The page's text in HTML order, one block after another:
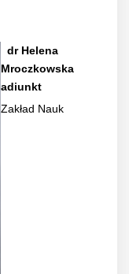
dr Helena
Mroczkowska
adiunkt
Zakład Nauk